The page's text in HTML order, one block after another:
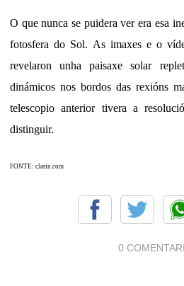
O que nunca se puidera ver era esa
fotosfera do Sol. As imaxes e o
revelaron unha paisaxe solar
dinámicos nos bordos das rexións
telescopio anterior tivera a
distinguir.
FONTE: clarin.com
0